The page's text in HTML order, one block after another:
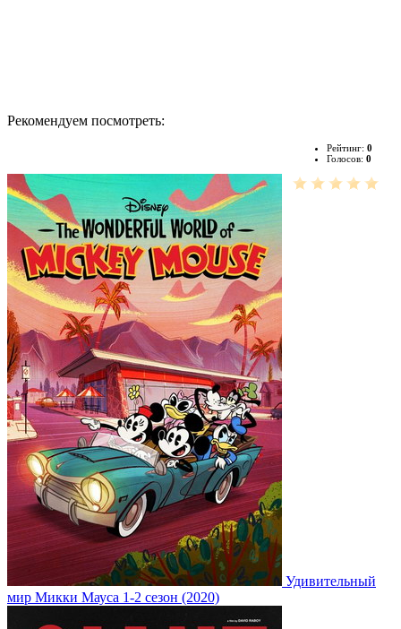
Рекомендуем посмотреть:
Рейтинг: 0
Голосов: 0
Удивительный
мир Микки Мауса 1-2 сезон (2020)